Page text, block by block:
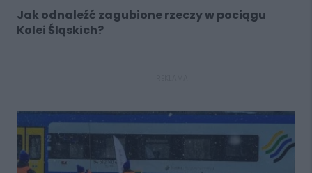
Jak odnaleźć zagubione rzeczy w pociągu
Kolei Śląskich?